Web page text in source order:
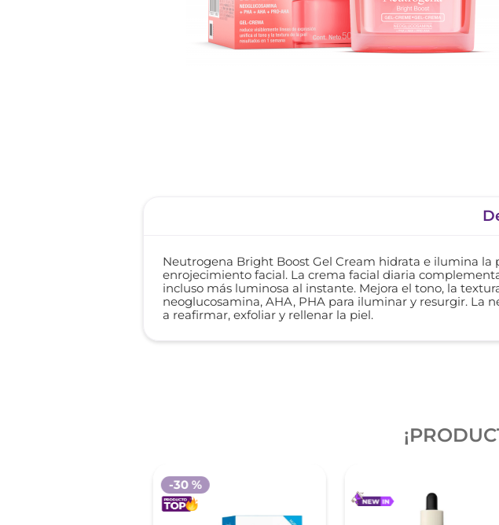
Neutrogena Bright Boost Gel Cream hidrata e ilumina la
enrojecimiento facial. La crema facial diaria
incluso más luminosa al instante. Mejora el tono, la
neoglucosamina, AHA, PHA para iluminar y resurgir. La
a reafirmar, exfoliar y rellenar la piel.
-30 %